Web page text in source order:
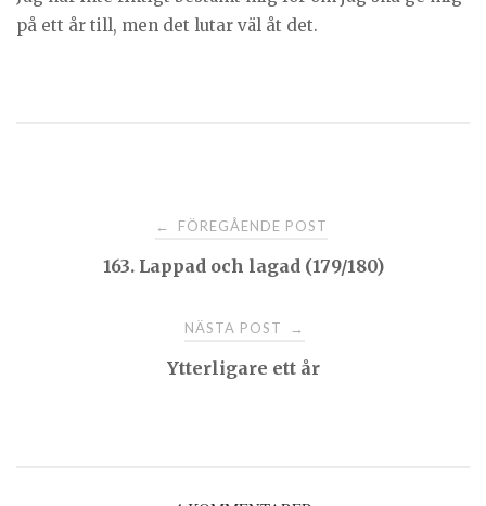
på ett år till, men det lutar väl åt det.
navigation
← FÖREGÅENDE POST
163. Lappad och lagad (179/180)
NÄSTA POST →
Ytterligare ett år